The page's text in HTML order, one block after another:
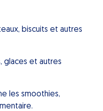
biscuits et autres
glaces et autres
les smoothies,